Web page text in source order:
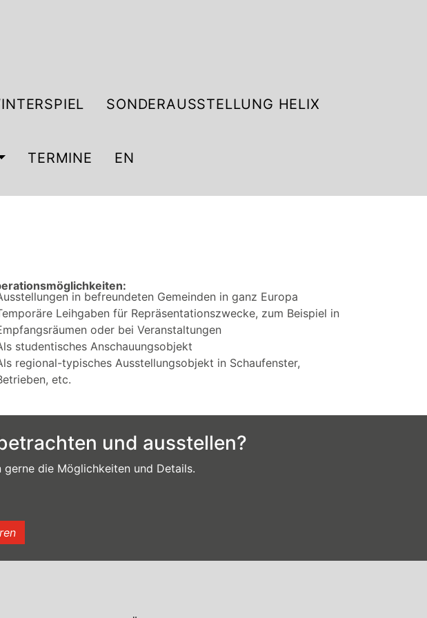
SONDERAUSSTELLUNG HELIX
TERMINE EN
in befreundeten Gemeinden in ganz Europa
Leihgaben für Repräsentationszwecke, zum Beispiel in
oder bei Veranstaltungen
studentisches Anschauungsobjekt
regional-typisches Ausstellungsobjekt in Schaufenster,
etc.
und ausstellen?
die Möglichkeiten und Details.